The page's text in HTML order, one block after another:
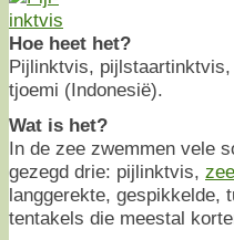
Hoe heet het?
Pijlinktvis,
tjoemi (Indonesië).
Wat is het?
In de zee zwemmen vele
gezegd drie: pijlinktvis,
langgerekte, gespikkelde,
tentakels die meestal